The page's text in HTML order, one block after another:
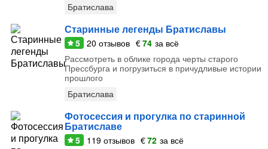
Братислава
Старинные легенды Братиславы
5 20 отзывов €74 за всё
Рассмотреть в облике города черты старого
Прессбурга и погрузиться в причудливые истории
прошлого
Братислава
Фотосессия и прогулка по старинной
Братиславе
5 119 отзывов €72 за всё